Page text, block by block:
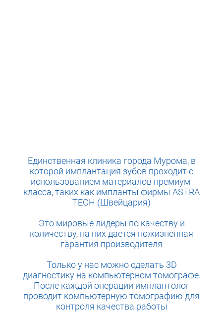
Единственная клиника города Мурома, в
которой имплантация зубов проходит с
использованием материалов премиум-
класса, таких как импланты фирмы ASTRA
TECH (Швейцария)
Это мировые лидеры по качеству и
количеству, на них дается пожизненная
гарантия производителя
Только у нас можно сделать 3D
диагностику на компьютерном томографе.
После каждой операции имплантолог
проводит компьютерную томографию для
контроля качества работы